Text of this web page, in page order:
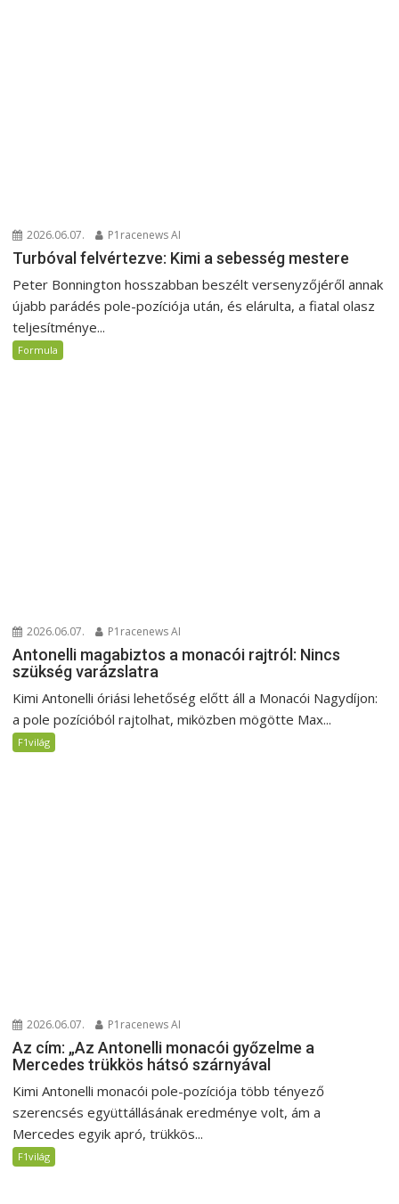
2026.06.07. P1racenews AI
Turbóval felvértezve: Kimi a sebesség mestere
Peter Bonnington hosszabban beszélt versenyzőjéről annak
újabb parádés pole-pozíciója után, és elárulta, a fiatal olasz
teljesítménye...
Formula
2026.06.07. P1racenews AI
Antonelli magabiztos a monacói rajtról: Nincs
szükség varázslatra
Kimi Antonelli óriási lehetőség előtt áll a Monacói Nagydíjon:
a pole pozícióból rajtolhat, miközben mögötte Max...
F1világ
2026.06.07. P1racenews AI
Az cím: „Az Antonelli monacói győzelme a
Mercedes trükkös hátsó szárnyával
Kimi Antonelli monacói pole-pozíciója több tényező
szerencsés együttállásának eredménye volt, ám a
Mercedes egyik apró, trükkös...
F1világ